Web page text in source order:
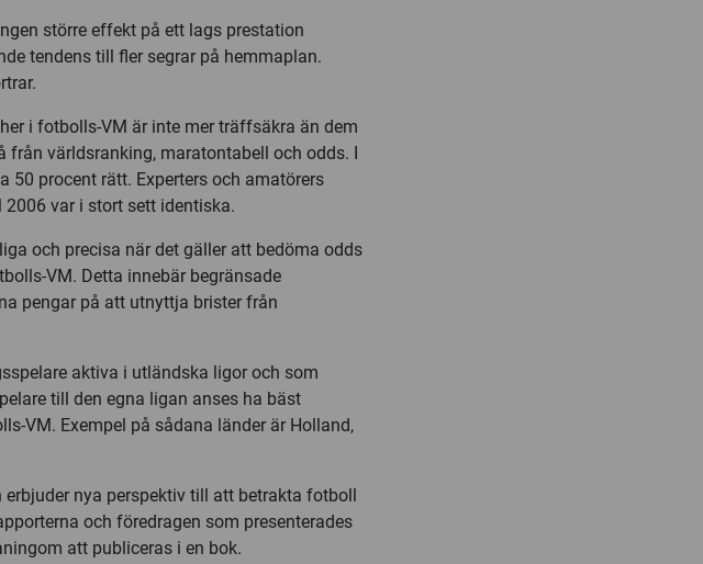
större effekt på ett lags prestation
tendens till fler segrar på hemmaplan.
i fotbolls-VM är inte mer träffsäkra än dem
från världsranking, maratontabell och odds. I
50 procent rätt. Experters och amatörers
var i stort sett identiska.
och precisa när det gäller att bedöma odds
VM. Detta innebär begränsade
pengar på att utnyttja brister från
aktiva i utländska ligor och som
till den egna ligan anses ha bäst
VM. Exempel på sådana länder är Holland,
nya perspektiv till att betrakta fotboll
och föredragen som presenterades
att publiceras i en bok.